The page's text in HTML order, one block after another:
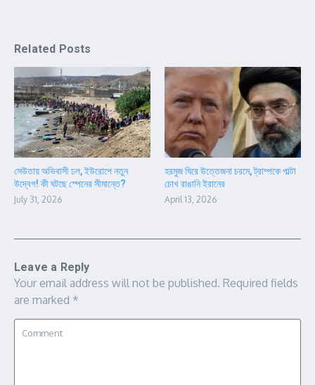
Related Posts
সেউতায় অভিবাসী ঢল, ইউরোপে নতুন
উদ্বেগ! কী ঘটছে স্পেনের সীমান্তে?
July 31, 2026
হরমুজ ঘিরে উত্তেজনা চরমে, ট্রাম্পকে পাল্টা
চোখ রাঙানি ইরানের
April 13, 2026
Leave a Reply
Your email address will not be published. Required fields
are marked *